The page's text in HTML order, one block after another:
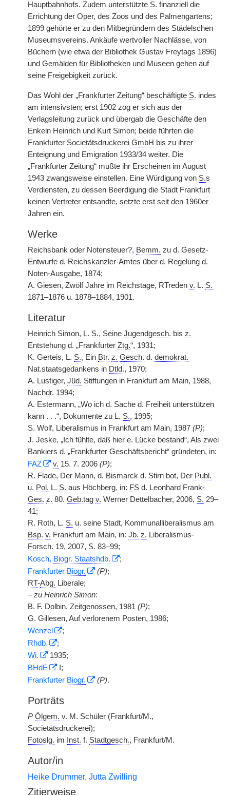
Hauptbahnhofs. Zudem unterstützte S. finanziell die
Errichtung der Oper, des Zoos und des Palmengartens;
1899 gehörte er zu den Mitbegründern des Städelschen
Museumsvereins. Ankäufe wertvoller Nachlässe, von
Büchern (wie etwa der Bibliothek Gustav Freytags 1896)
und Gemälden für Bibliotheken und Museen gehen auf
seine Freigebigkeit zurück.
Das Wohl der „Frankfurter Zeitung“ beschäftigte S. indes
am intensivsten; erst 1902 zog er sich aus der
Verlagsleitung zurück und übergab die Geschäfte den
Enkeln Heinrich und Kurt Simon; beide führten die
Frankfurter Societätsdruckerei GmbH bis zu ihrer
Enteignung und Emigration 1933/34 weiter. Die
„Frankfurter Zeitung“ mußte ihr Erscheinen im August
1943 zwangsweise einstellen. Eine Würdigung von S.s
Verdiensten, zu dessen Beerdigung die Stadt Frankfurt
keinen Vertreter entsandte, setzte erst seit den 1960er
Jahren ein.
Werke
Reichsbank oder Notensteuer?, Bemm. zu d. Gesetz-
Entwurfe d. Reichskanzler-Amtes über d. Regelung d.
Noten-Ausgabe, 1874;
A. Giesen, Zwölf Jahre im Reichstage, RTreden v. L. S.
1871–1876 u. 1878–1884, 1901.
Literatur
Heinrich Simon, L. S., Seine Jugendgesch. bis z.
Entstehung d. „Frankfurter Ztg.“, 1931;
K. Gerteis, L. S., Ein Btr. z. Gesch. d. demokrat.
Nat.staatsgedankens in Dtld., 1970;
A. Lustiger, Jüd. Stiftungen in Frankfurt am Main, 1988,
Nachdr. 1994;
A. Estermann, „Wo ich d. Sache d. Freiheit unterstützen
kann . . .“, Dokumente zu L. S., 1995;
S. Wolf, Liberalismus in Frankfurt am Main, 1987 (P);
J. Jeske, „Ich fühlte, daß hier e. Lücke bestand“, Als zwei
Bankiers d. „Frankfurter Geschäftsbericht“ gründeten, in:
FAZ
v. 15. 7. 2006 (P);
R. Flade, Der Mann, d. Bismarck d. Stirn bot, Der Publ.
u. Pol. L. S. aus Höchberg, in: FS d. Leonhard Frank-
Ges. z. 80. Geb.tag v. Werner Dettelbacher, 2006, S. 29–
41;
R. Roth, L. S. u. seine Stadt, Kommunalliberalismus am
Bsp. v. Frankfurt am Main, in: Jb. z. Liberalismus-
Forsch. 19, 2007, S. 83–99;
Kosch, Biogr. Staatshdb.
;
Frankfurter Biogr. (P);
RT-Abg. Liberale;
–zu Heinrich Simon:
B. F. Dolbin, Zeitgenossen, 1981 (P);
G. Gillesen, Auf verlorenem Posten, 1986;
Wenzel
;
Rhdb.
;
Wi.
1935;
BHdE
I;
Frankfurter Biogr. (P).
Porträts
P Ölgem. v. M. Schüler (Frankfurt/M.,
Societätsdruckerei);
Fotoslg. im Inst. f. Stadtgesch., Frankfurt/M.
Autor/in
Heike Drummer, Jutta Zwilling
Zitierweise